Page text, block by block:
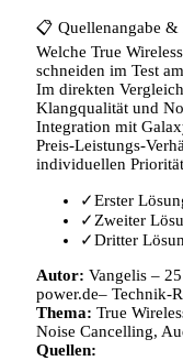
📋 Quellenangabe
Welche True
schneiden im Test
Im direkten
Klangqualität und
Integration mit
Preis-Leistungs-
individuellen
✓Erster
✓Zweiter
✓Dritter
Autor: Vangelis –
power.de– Technik-
Thema: True
Noise Cancelling,
Quellen: